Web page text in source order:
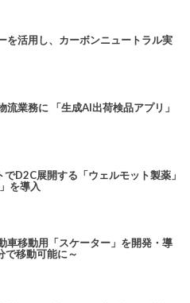
を活用し、カーボンニュートラル実
業務に 「生成AI出荷検品アプリ」
D2C展開する「ウェルモット製薬」
を導入
車移動用「スケーター」を開発・導
で移動可能に～